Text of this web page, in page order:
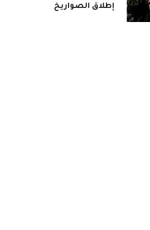
إطلاق الصواريخ